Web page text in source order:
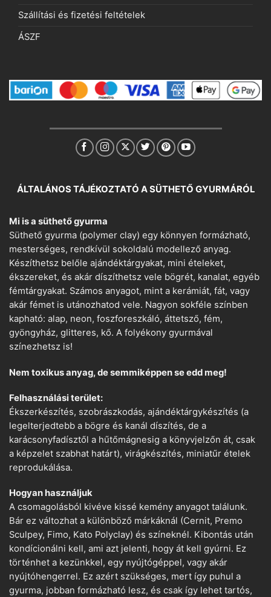
Szállítási és fizetési feltételek
ÁSZF
ÁLTALÁNOS TÁJÉKOZTATÓ A SÜTHETŐ GYURMÁRÓL
Mi is a süthető gyurma
Süthető gyurma (polymer clay) egy könnyen formázható,
mesterséges, rendkívül sokoldalú modellező anyag.
Készíthetsz belőle ajándéktárgyakat, mini ételeket,
ékszereket, és akár díszíthetsz vele bögrét, kanalat, egyéb
fémtárgyakat. Számos anyagot, mint a kerámiát, fát, vagy
akár fémet is utánozhatod vele. Nagyon sokféle színben
kapható: alap, neon, foszforeszkáló, áttetsző, fém,
gyöngyház, glitteres, kő. A folyékony gyurmával
színezhetsz is!
Nem toxikus anyag, de semmiképpen se edd meg!
Felhasználási terület:
Ékszerkészítés, szobrászkodás, ajándéktárgykészítés (a
legelterjedtebb a bögre és kanál díszítés, de a
karácsonyfadísztől a hűtőmágnesig a könyvjelzőn át, csak
a képzelet szabhat határt), virágkészítés, miniatűr ételek
reprodukálása.
Hogyan használjuk
A csomagolásból kivéve kissé kemény anyagot találunk.
Bár ez változhat a különböző márkáknál (Cernit, Premo
Sculpey, Fimo, Kato Polyclay) és színeknél. Kibontás után
kondícionálni kell, ami azt jelenti, hogy át kell gyúrni. Ez
történhet a kezünkkel, egy nyújtógéppel, vagy akár
nyújtóhengerrel. Ez azért szükséges, mert így puhul a
gyurma, jobban formázható lesz, és csak így lehet tartós,